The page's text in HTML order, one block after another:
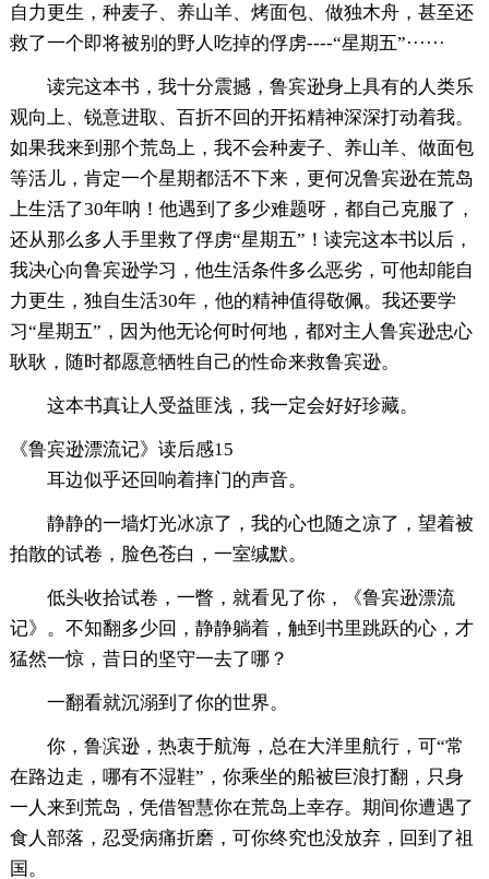
自力更生，种麦子、养山羊、烤面包、做独木舟，甚至还
救了一个即将被别的野人吃掉的俘虏----“星期五”······
读完这本书，我十分震撼，鲁宾逊身上具有的人类乐
观向上、锐意进取、百折不回的开拓精神深深打动着我。
如果我来到那个荒岛上，我不会种麦子、养山羊、做面包
等活儿，肯定一个星期都活不下来，更何况鲁宾逊在荒岛
上生活了30年呐！他遇到了多少难题呀，都自己克服了，
还从那么多人手里救了俘虏“星期五”！读完这本书以后，
我决心向鲁宾逊学习，他生活条件多么恶劣，可他却能自
力更生，独自生活30年，他的精神值得敬佩。我还要学
习“星期五”，因为他无论何时何地，都对主人鲁宾逊忠心
耿耿，随时都愿意牺牲自己的性命来救鲁宾逊。
这本书真让人受益匪浅，我一定会好好珍藏。
《鲁宾逊漂流记》读后感15
耳边似乎还回响着摔门的声音。
静静的一墙灯光冰凉了，我的心也随之凉了，望着被
拍散的试卷，脸色苍白，一室缄默。
低头收拾试卷，一瞥，就看见了你，《鲁宾逊漂流
记》。不知翻多少回，静静躺着，触到书里跳跃的心，才
猛然一惊，昔日的坚守一去了哪？
一翻看就沉溺到了你的世界。
你，鲁滨逊，热衷于航海，总在大洋里航行，可“常
在路边走，哪有不湿鞋”，你乘坐的船被巨浪打翻，只身
一人来到荒岛，凭借智慧你在荒岛上幸存。期间你遭遇了
食人部落，忍受病痛折磨，可你终究也没放弃，回到了祖
国。